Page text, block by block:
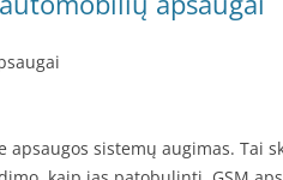
sistemų augimas. Tai